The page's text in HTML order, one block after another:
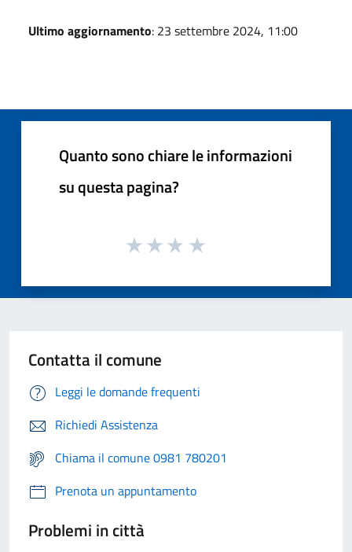
Ultimo aggiornamento: 23 settembre 2024, 11:00
Quanto sono chiare le informazioni
su questa pagina?
Contatta il comune
Leggi le domande frequenti
Richiedi Assistenza
Chiama il comune 0981 780201
Prenota un appuntamento
Problemi in città